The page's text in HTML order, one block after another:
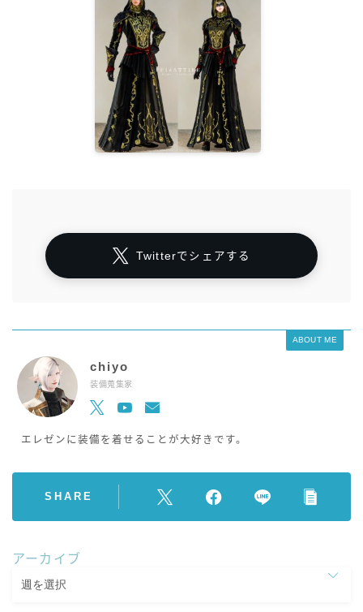
Twitterでシェアする
ABOUT ME
chiyo
装備蒐集家
エレゼンに装備を着せることが大好きです。
SHARE
アーカイブ